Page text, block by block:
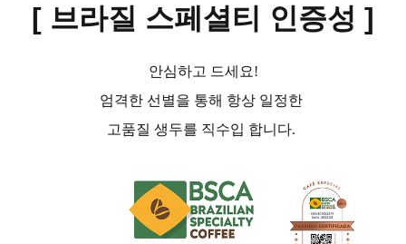
[ 브라질 스페셜티 인증성 ]
안심하고 드세요!
엄격한 선별을 통해 항상 일정한
고품질 생두를 직수입 합니다.